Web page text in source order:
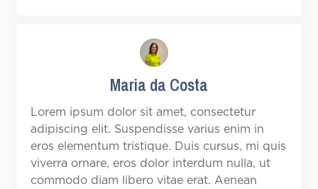
Maria da Costa
Lorem ipsum dolor sit amet, consectetur
adipiscing elit. Suspendisse varius enim in
eros elementum tristique. Duis cursus, mi quis
viverra ornare, eros dolor interdum nulla, ut
commodo diam libero vitae erat. Aenean